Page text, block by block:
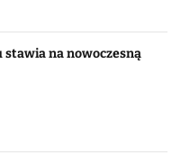
stawia na nowoczesną